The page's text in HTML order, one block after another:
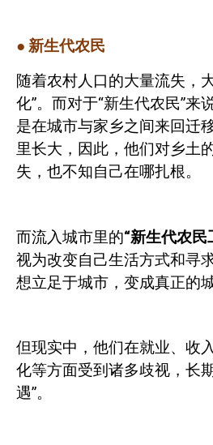
● 新生代农民
随着农村人口的大量流失，
化”。而对于“新生代农民”来
是在城市与家乡之间来回迁
里长大，因此，他们对乡土
失，也不知自己在哪扎根。
而流入城市里的“新生代农民
视为改变自己生活方式和寻
想立足于城市，变成真正的城
但现实中，他们在就业、收
化等方面受到诸多歧视，长
遇”。